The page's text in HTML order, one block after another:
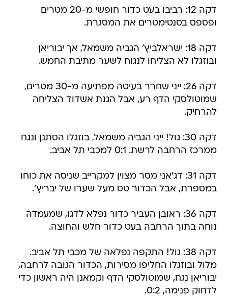
דקה 12: רביבו בעט כדור חופשי מ-20 מטרים
ופספס בסנטימטרים את המסגרת.
דקה 18: ישראלביץ' הגביה משמאל, אך יבוריאן
ובוזגלו לא הצליחו לנגוח לשער מתיבת החמש.
דקה 26: ייני שחרר בעיטה מפתיעה מ-30 מטרים,
שמוטולסקי הדף רע, אבל הגנת אשדוד הצליחה
להרחיק.
דקה 30: גול! ייני הגביה משמאל, בוזגלו הסתנן ונגח
ממרכז הרחבה לרשת. 0:1 למכבי תל אביב.
דקה 31: דג'אני מסר מצוין למקרייב שניסה את כוחו
במספרת, אבל הכדור טס מעל שערו של יבריץ'.
דקה 36: ראובן העביר כדור נפלא לדגו, שמעמדה
נוחה בתוך הרחבה בעט כדור חלש והחוצה.
דקה 38: גול! התקפה נפלאה של מכבי תל אביב.
מלול ובוזגלו החליפו מסירות, הכדור הגובה לרחבה,
יבוריאן נגח, שמוטולסקי הדף וקמאנן היה ראשון כדי
לדחוק פנימה, 0:2.